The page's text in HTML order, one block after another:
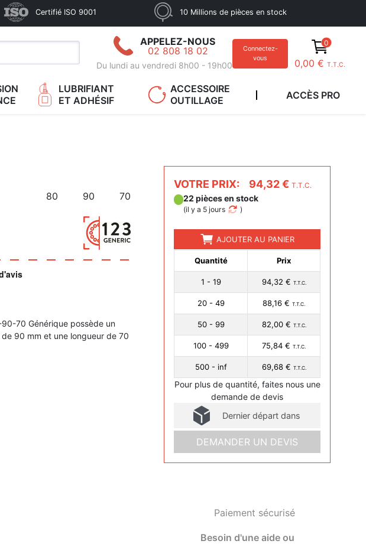
Certifié ISO 9001 10 Millions de pièces en stock
APPELEZ-NOUS
02 808 18 02
Du lundi au vendredi 8h00 - 19h00
Connectez-
vous
0
0,00 € T.T.C.
LUBRIFIANT
ET ADHÉSIF
ACCESSOIRE
OUTILLAGE
ACCÈS PRO
80 90 70
70 Générique possède un
90 mm et une longueur de 70
VOTRE PRIX: 94,32 € T.T.C.
22 pièces en stock
(il y a 5 jours )
AJOUTER AU PANIER
Quantité Prix
1 - 19 94,32 € T.T.C.
20 - 49 88,16 € T.T.C.
50 - 99 82,00 € T.T.C.
100 - 499 75,84 € T.T.C.
500 - inf 69,68 € T.T.C.
Pour plus de quantité, faites nous une
demande de devis
Dernier départ dans
DEMANDER UN DEVIS
Paiement sécurisé
Besoin d'une aide ou